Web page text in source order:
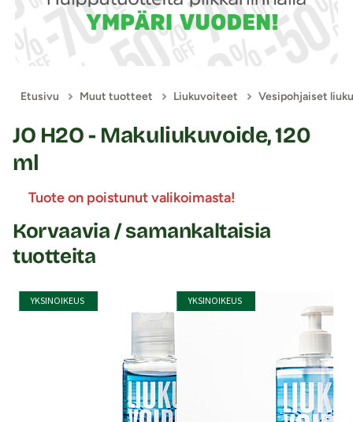
Etusivu Muut tuotteet Liukuvoiteet Vesipohjaiset
JO H2O - Makuliukuvoide, 120
ml
Tuote on poistunut valikoimasta!
Korvaavia / samankaltaisia
tuotteita
YKSINOIKEUS YKSINOIKEUS